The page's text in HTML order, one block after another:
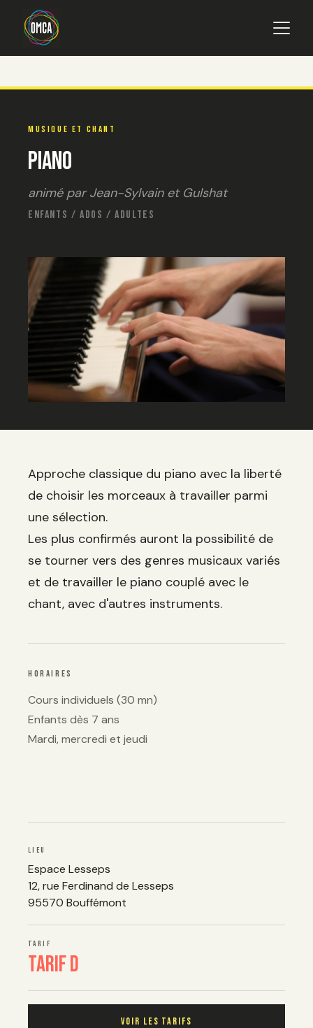
Aller au contenu principal
Main navigation
MUSIQUE ET CHANT
Piano
animé par Jean-Sylvain et Gulshat
ENFANTS / ADOS / ADULTES
Approche classique du piano avec la liberté
de choisir les morceaux à travailler parmi
une sélection.
Les plus confirmés auront la possibilité de
se tourner vers des genres musicaux variés
et de travailler le piano couplé avec le
chant, avec d'autres instruments.
HORAIRES
Cours individuels (30 mn)
Enfants dès 7 ans
Mardi, mercredi et jeudi
LIEU
Espace Lesseps
12, rue Ferdinand de Lesseps
95570 Bouffémont
TARIF
Tarif D
VOIR LES TARIFS